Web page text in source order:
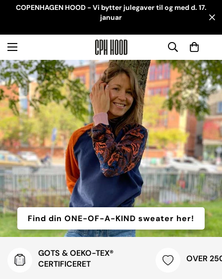
COPENHAGEN HOOD - Vi bytter julegaver til og med d. 17.
januar
Find din ONE-OF-A-KIND sweater her!
GOTS & OEKO-TEX®
CERTIFICERET
OVER